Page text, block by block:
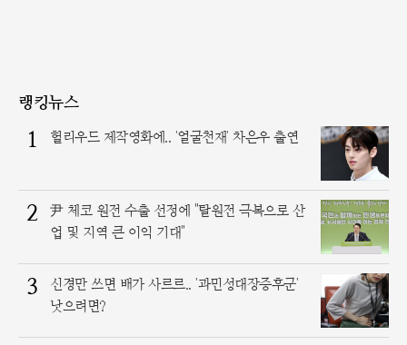
랭킹뉴스
1 헐리우드 제작영화에.. '얼굴천재' 차은우 출연
2
尹 체코 원전 수출 선정에 "탈원전 극복으로 산
업 및 지역 큰 이익 기대"
3
신경만 쓰면 배가 사르르.. '과민성대장증후군'
낫으려면?